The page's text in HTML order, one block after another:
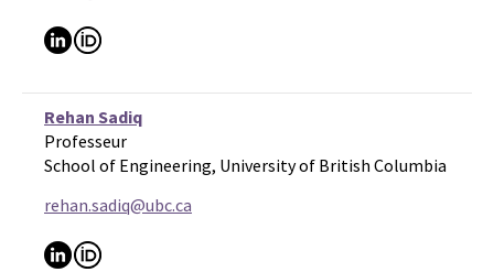
Rehan Sadiq
Professeur
School of Engineering, University of British Columbia
rehan.sadiq@ubc.ca